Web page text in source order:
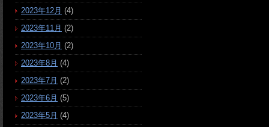
2023年12月 (4)
2023年11月 (2)
2023年10月 (2)
2023年8月 (4)
2023年7月 (2)
2023年6月 (5)
2023年5月 (4)